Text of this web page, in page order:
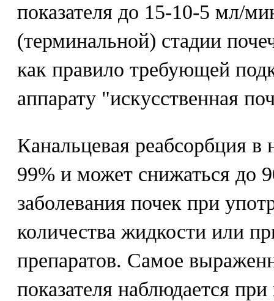
показателя до 15-10-5 мл/
(терминальной) стадии
как правило требующей
аппарату "искусственная
Канальцевая реабсорбция в
99% и может снижаться до
заболевания почек при
количества жидкости или
препаратов. Самое
показателя наблюдается